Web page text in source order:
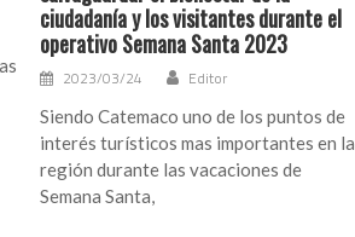
ciudadanía y los visitantes durante el
operativo Semana Santa 2023
2023/03/24 Editor
Siendo Catemaco uno de los puntos de
interés turísticos mas importantes en la
región durante las vacaciones de
Semana Santa,